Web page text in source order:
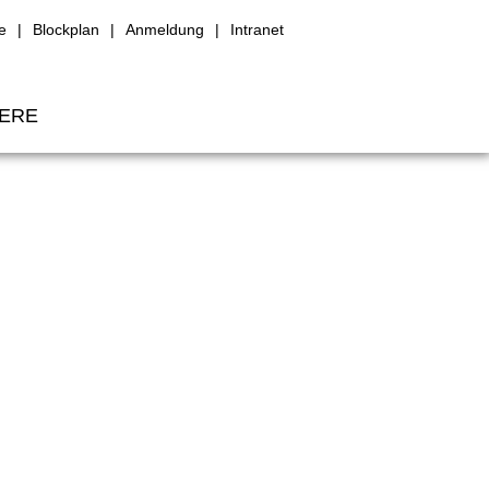
Blockplan Anmeldung Intranet